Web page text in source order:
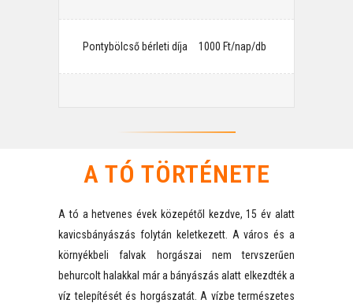
Pontybölcső bérleti díja ⠀1000 Ft/nap/db
A TÓ TÖRTÉNETE
A tó a hetvenes évek közepétől kezdve, 15 év alatt
kavicsbányászás folytán keletkezett. A város és a
környékbeli falvak horgászai nem tervszerűen
behurcolt halakkal már a bányászás alatt elkezdték a
víz telepítését és horgászatát. A vízbe természetes